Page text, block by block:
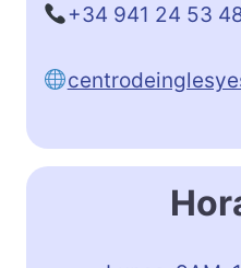
+34 941 24 53